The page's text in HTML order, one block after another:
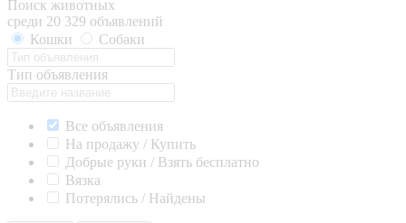
Поиск животных
среди 20 329 объявлений
Кошки
Собаки
Тип объявления
Все объявления
На продажу / Купить
Добрые руки / Взять бесплатно
Вязка
Потерялись / Найдены